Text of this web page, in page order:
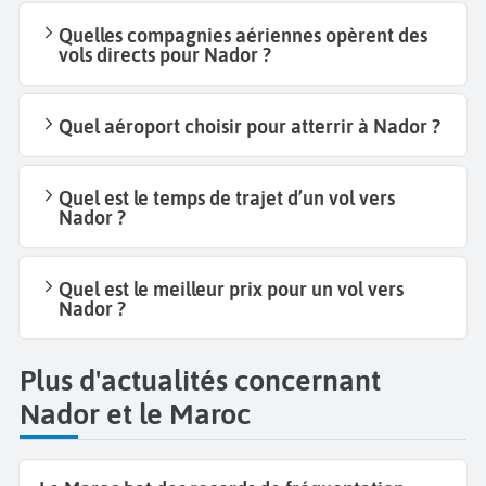
Quelles compagnies aériennes opèrent des
vols directs pour Nador ?
Quel aéroport choisir pour atterrir à Nador ?
Quel est le temps de trajet d’un vol vers
Nador ?
Quel est le meilleur prix pour un vol vers
Nador ?
Plus d'actualités concernant
Nador et le Maroc